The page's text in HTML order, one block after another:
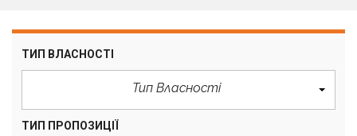
ТИП ВЛАСНОСТІ
Тип Власності
ТИП ПРОПОЗИЦІЇ